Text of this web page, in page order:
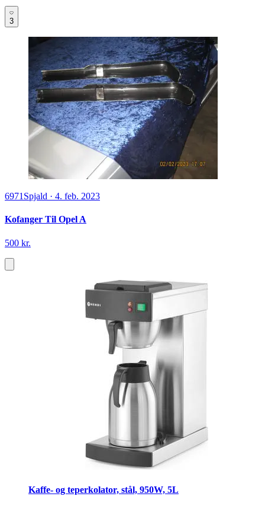
3
6971 Spjald · 4. feb. 2023
Kofanger Til Opel A
500 kr.
Kaffe- og teperkolator, stål, 950W, 5L